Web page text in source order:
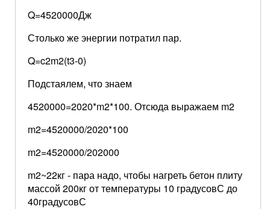
Q=4520000Дж
Столько же энергии потратил пар.
Q=c2m2(t3-0)
Подстаялем, что знаем
4520000=2020*m2*100. Отсюда выражаем m2
m2=4520000/2020*100
m2=4520000/202000
m2~22кг - пара надо, чтобы нагреть бетон плиту
массой 200кг от температуры 10 градусовС до
40градусовС